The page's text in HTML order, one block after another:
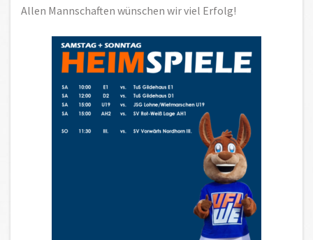
Allen Mannschaften wünschen wir viel Erfolg!